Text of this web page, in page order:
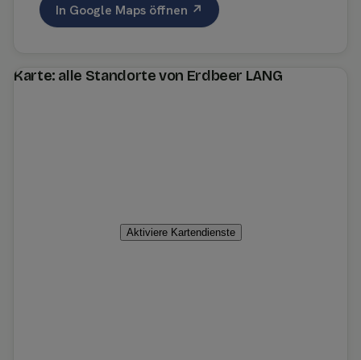
In Google Maps öffnen ↗
Karte: alle Standorte von Erdbeer LANG
Aktiviere Kartendienste